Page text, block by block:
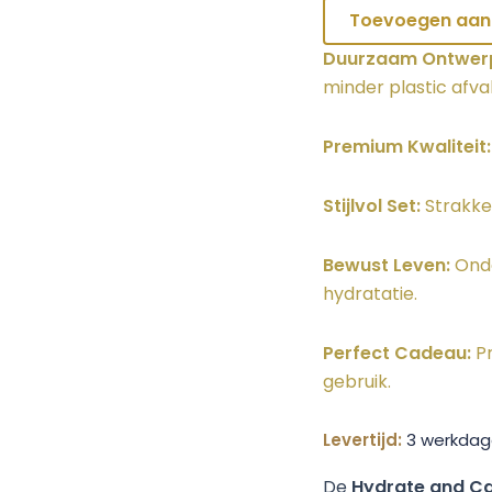
Toevoegen
Duurzaam
minder plastic
Premium Kwaliteit:
Stijlvol Set:
Bewust Leven:
hydratatie.
Perfect Cadeau:
gebruik.
Levertijd: 3